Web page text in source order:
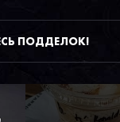
ПОДДЕЛОК!